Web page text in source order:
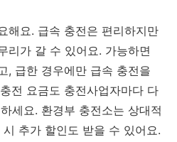
해요. 급속 충전은 편리하지만
리가 갈 수 있어요. 가능하면
, 급한 경우에만 급속 충전을
전 요금도 충전사업자마다 다
세요. 환경부 충전소는 상대적
추가 할인도 받을 수 있어요.